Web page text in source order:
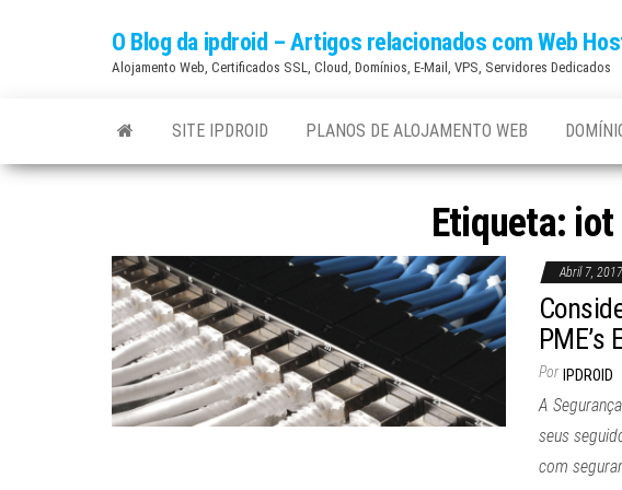
O Blog da ipdroid – Artigos relacionados com Web
Alojamento Web, Certificados SSL, Cloud, Domínios, E-Mail, VPS, Servidores Dedicados
SITE IPDROID PLANOS DE ALOJAMENTO WEB
Etiqueta: iot
Abril 7, 2017
PME’s
Por IPDROID
A
seus
com